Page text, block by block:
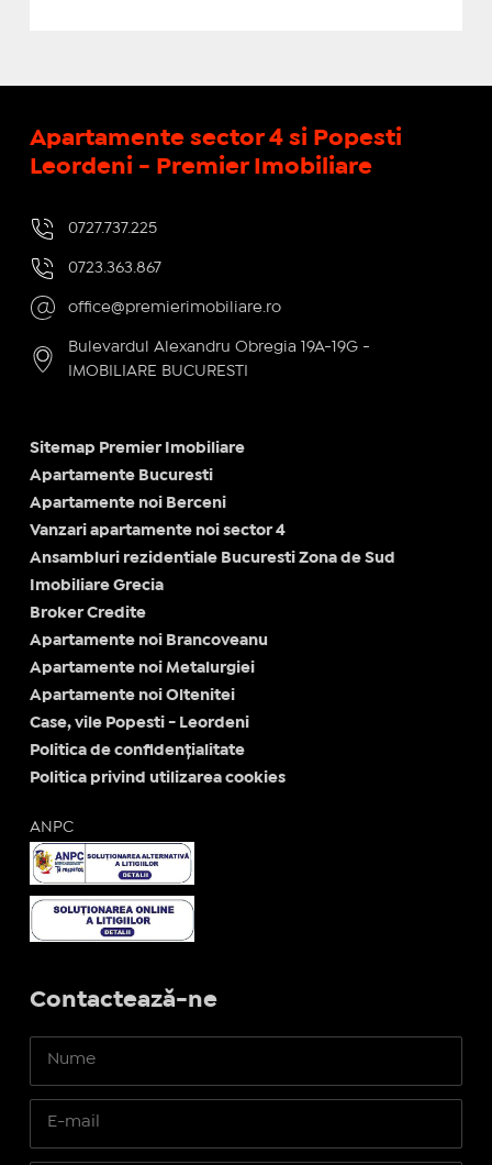
Apartamente sector 4 si Popesti
Leordeni - Premier Imobiliare
0727.737.225
0723.363.867
office@premierimobiliare.ro
Bulevardul Alexandru Obregia 19A-19G -
IMOBILIARE BUCURESTI
Sitemap Premier Imobiliare
Apartamente Bucuresti
Apartamente noi Berceni
Vanzari apartamente noi sector 4
Ansambluri rezidentiale Bucuresti Zona de Sud
Imobiliare Grecia
Broker Credite
Apartamente noi Brancoveanu
Apartamente noi Metalurgiei
Apartamente noi Oltenitei
Case, vile Popesti - Leordeni
Politica de confidențialitate
Politica privind utilizarea cookies
ANPC
Contactează-ne